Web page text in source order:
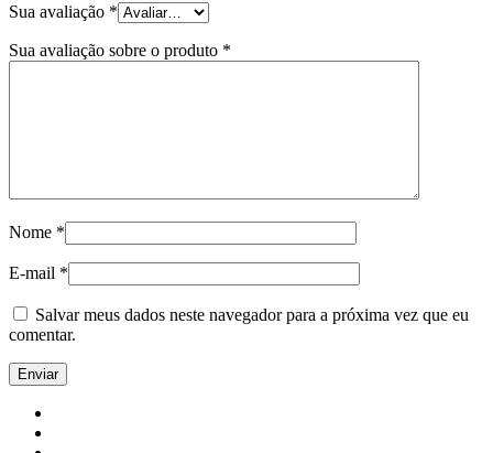
Sua avaliação *
Sua avaliação sobre o produto *
Nome *
E-mail *
Salvar meus dados neste navegador para a próxima vez que eu
comentar.